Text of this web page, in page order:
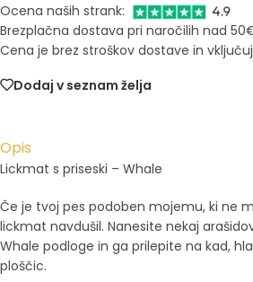
Ocena naših strank:
Brezplačna dostava pri naročilih nad
Cena je brez stroškov dostave in
Dodaj v seznam želja
Opis
Lickmat s priseski – Whale
Če je tvoj pes podoben mojemu, ki ne
lickmat navdušil. Nanesite nekaj
Whale podloge in ga prilepite na kad,
ploščic.